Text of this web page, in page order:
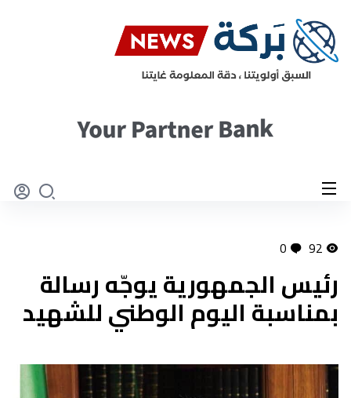
92
0
رئيس الجمهورية يوجّه رسالة
بمناسبة اليوم الوطني للشهيد